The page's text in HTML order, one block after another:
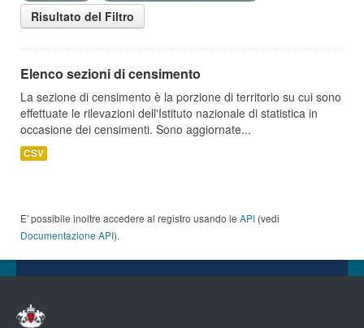
Risultato del Filtro
Elenco sezioni di censimento
La sezione di censimento è la porzione di territorio su cui sono
effettuate le rilevazioni dell'Istituto nazionale di statistica in
occasione dei censimenti. Sono aggiornate...
CSV
E' possibile inoltre accedere al registro usando le API (vedi
Documentazione API).